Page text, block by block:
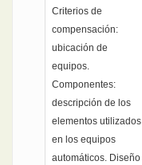
Criterios de
compensación:
ubicación de
equipos.
Componentes:
descripción de los
elementos utilizados
en los equipos
automáticos. Diseño